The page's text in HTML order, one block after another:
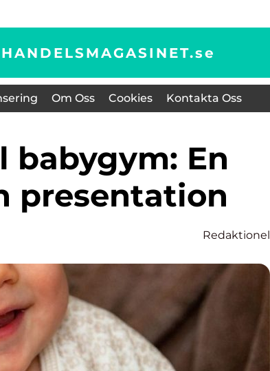
se
Om Oss Cookies Kontakta Oss
presentation
Redaktionel